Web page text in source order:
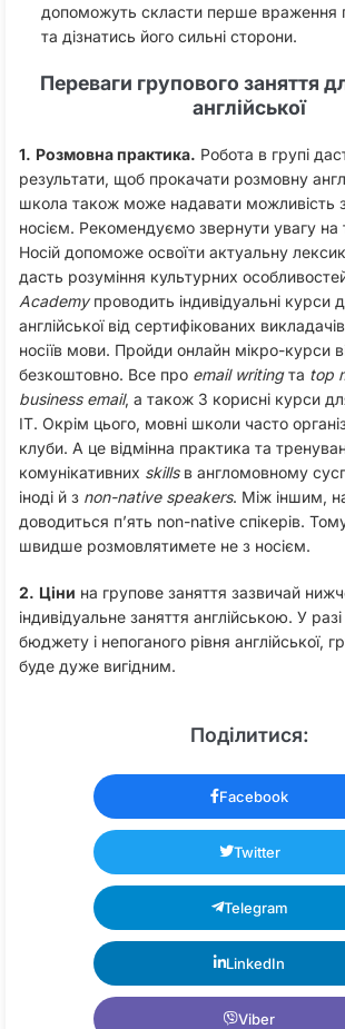
допоможуть скласти перше враження
та дізнатись його сильні сторони.
Переваги групового заняття
англійської
1. Розмовна практика. Робота в групі
результати, щоб прокачати розмовну
школа також може надавати можливість
носієм. Рекомендуємо звернути увагу на
Носій допоможе освоїти актуальну
дасть розуміння культурних
Academyпроводить індивідуальні курси
англійської від сертифікованих
носіїв мови. Пройди онлайн мікро-курси
безкоштовно. Все про email writingта top
business email, а також 3 корисні курси
IT. Окрім цього, мовні школи часто
клуби. А це відмінна практика та
комунікативних skillsв англомовному
іноді й з non-native speakers. Між іншим,
доводиться п’ять non-native спікерів.
швидше розмовлятимете не з носієм.
2. Ціни на групове заняття зазвичай
індивідуальне заняття англійською. У
бюджету і непоганого рівня англійської,
буде дуже вигідним.
Поділитися:
Facebook
Twitter
Telegram
LinkedIn
Viber